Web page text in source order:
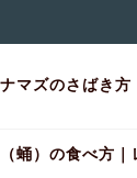
マズのさばき
蛹）の食べ方